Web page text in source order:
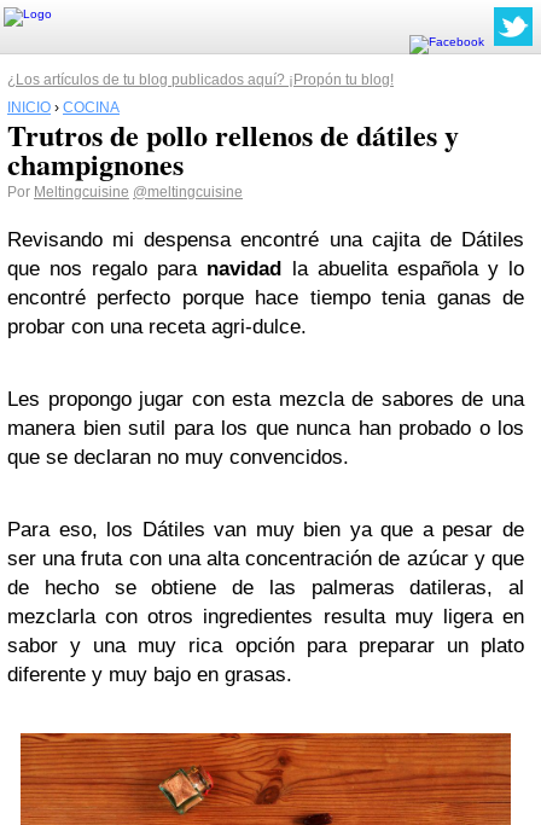
¿Los artículos de tu blog publicados aquí? ¡Propón tu blog!
INICIO › COCINA
Trutros de pollo rellenos de dátiles y
champignones
Por Meltingcuisine @meltingcuisine
Revisando mi despensa encontré una cajita de Dátiles
que nos regalo para navidad la abuelita española y lo
encontré perfecto porque hace tiempo tenia ganas de
probar con una receta agri-dulce.
Les propongo jugar con esta mezcla de sabores de una
manera bien sutil para los que nunca han probado o los
que se declaran no muy convencidos.
Para eso, los Dátiles van muy bien ya que a pesar de
ser una fruta con una alta concentración de azúcar y que
de hecho se obtiene de las palmeras datileras, al
mezclarla con otros ingredientes resulta muy ligera en
sabor y una muy rica opción para preparar un plato
diferente y muy bajo en grasas.